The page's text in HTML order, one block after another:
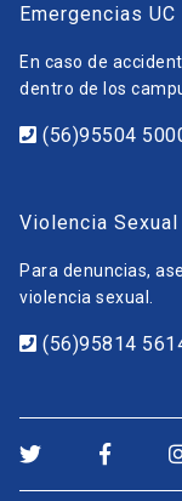
Emergencias UC
En caso de
dentro de los
(56)95504
Violencia Sexual
Para denuncias,
violencia sexual.
(56)95814